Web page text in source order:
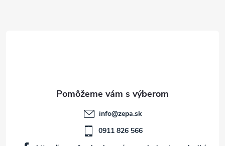
info@zepa.sk
0911 826 566